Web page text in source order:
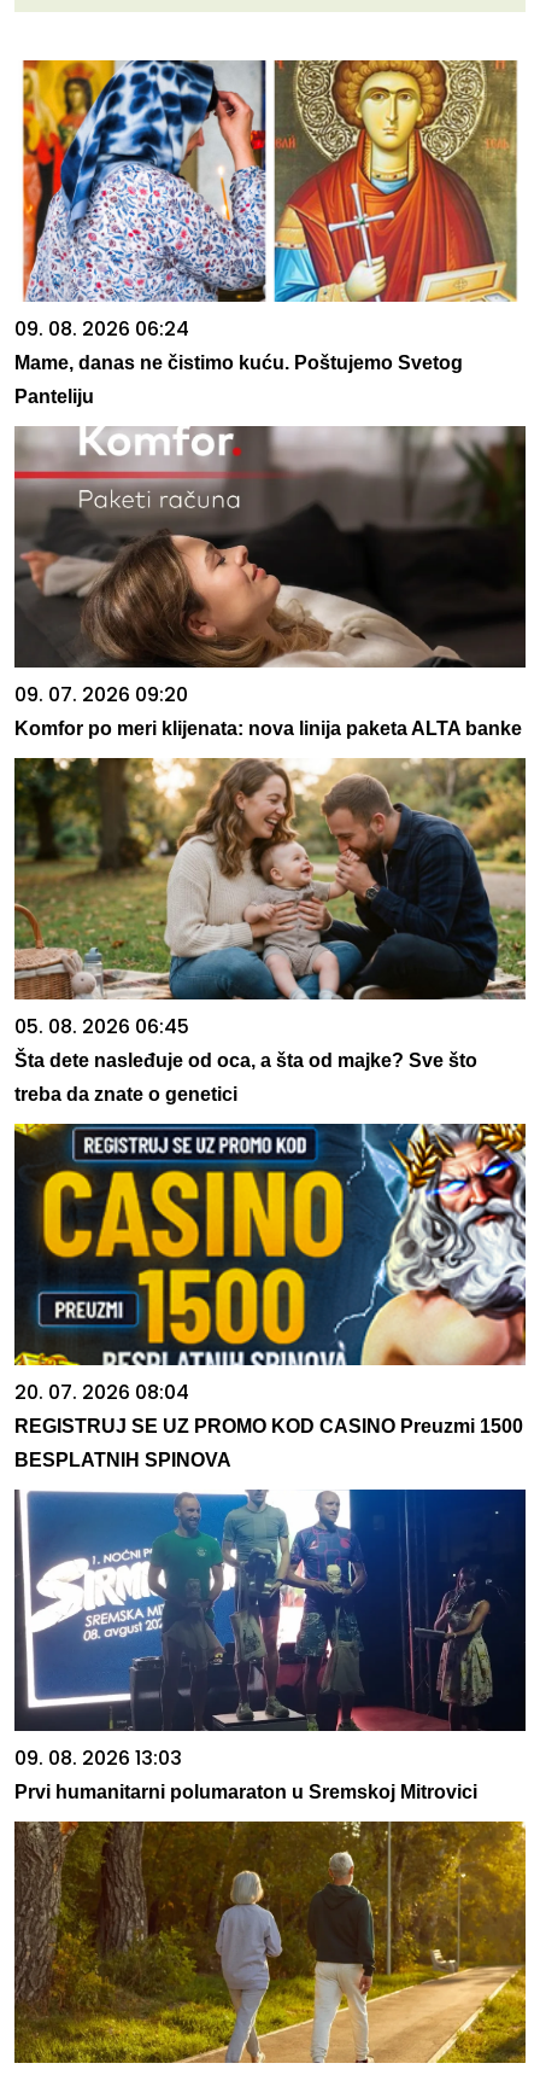
09. 08. 2026 06:24
Mame, danas ne čistimo kuću. Poštujemo Svetog
Panteliju
09. 07. 2026 09:20
Komfor po meri klijenata: nova linija paketa ALTA banke
05. 08. 2026 06:45
Šta dete nasleđuje od oca, a šta od majke? Sve što
treba da znate o genetici
20. 07. 2026 08:04
REGISTRUJ SE UZ PROMO KOD CASINO Preuzmi 1500
BESPLATNIH SPINOVA
09. 08. 2026 13:03
Prvi humanitarni polumaraton u Sremskoj Mitrovici